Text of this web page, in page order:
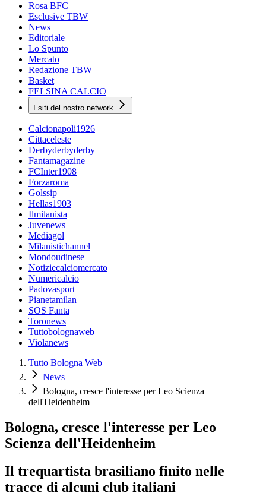
Rosa BFC
Esclusive TBW
News
Editoriale
Lo Spunto
Mercato
Redazione TBW
Basket
FELSINA CALCIO
I siti del nostro network
Calcionapoli1926
Cittaceleste
Derbyderbyderby
Fantamagazine
FCInter1908
Forzaroma
Golssip
Hellas1903
Ilmilanista
Juvenews
Mediagol
Milanistichannel
Mondoudinese
Notiziecalciomercato
Numericalcio
Padovasport
Pianetamilan
SOS Fanta
Toronews
Tuttobolognaweb
Violanews
Tutto Bologna Web
News
Bologna, cresce l'interesse per Leo Scienza
dell'Heidenheim
Bologna, cresce l'interesse per Leo
Scienza dell'Heidenheim
Il trequartista brasiliano finito nelle
tracce di alcuni club italiani